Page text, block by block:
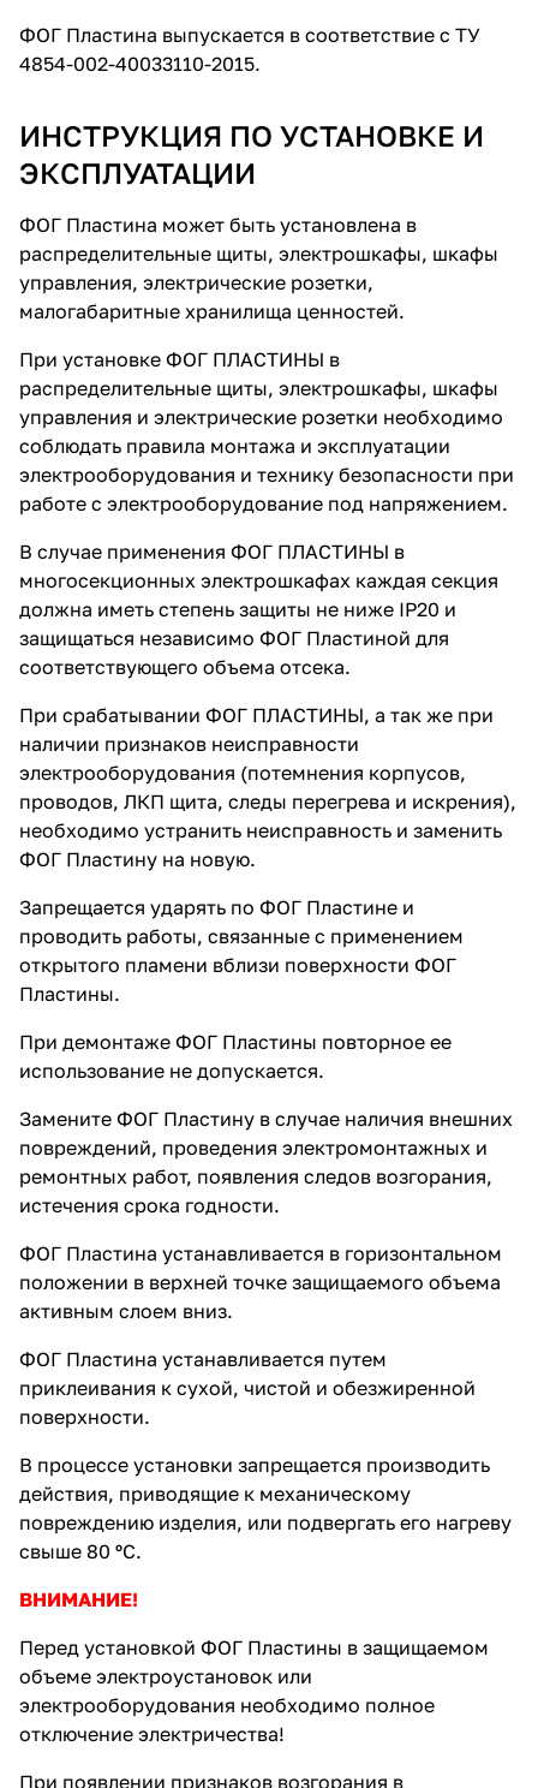
ФОГ Пластина выпускается в соответствие с ТУ
4854-002-40033110-2015.
ИНСТРУКЦИЯ ПО УСТАНОВКЕ И
ЭКСПЛУАТАЦИИ
ФОГ Пластина может быть установлена в
распределительные щиты, электрошкафы, шкафы
управления, электрические розетки,
малогабаритные хранилища ценностей.
При установке ФОГ ПЛАСТИНЫ в
распределительные щиты, электрошкафы, шкафы
управления и электрические розетки необходимо
соблюдать правила монтажа и эксплуатации
электрооборудования и технику безопасности при
работе с электрооборудование под напряжением.
В случае применения ФОГ ПЛАСТИНЫ в
многосекционных электрошкафах каждая секция
должна иметь степень защиты не ниже IP20 и
защищаться независимо ФОГ Пластиной для
соответствующего объема отсека.
При срабатывании ФОГ ПЛАСТИНЫ, а так же при
наличии признаков неисправности
электрооборудования (потемнения корпусов,
проводов, ЛКП щита, следы перегрева и искрения),
необходимо устранить неисправность и заменить
ФОГ Пластину на новую.
Запрещается ударять по ФОГ Пластине и
проводить работы, связанные с применением
открытого пламени вблизи поверхности ФОГ
Пластины.
При демонтаже ФОГ Пластины повторное ее
использование не допускается.
Замените ФОГ Пластину в случае наличия внешних
повреждений, проведения электромонтажных и
ремонтных работ, появления следов возгорания,
истечения срока годности.
ФОГ Пластина устанавливается в горизонтальном
положении в верхней точке защищаемого объема
активным слоем вниз.
ФОГ Пластина устанавливается путем
приклеивания к сухой, чистой и обезжиренной
поверхности.
В процессе установки запрещается производить
действия, приводящие к механическому
повреждению изделия, или подвергать его нагреву
свыше 80 ºС.
ВНИМАНИЕ!
Перед установкой ФОГ Пластины в защищаемом
объеме электроустановок или
электрооборудования необходимо полное
отключение электричества!
При появлении признаков возгорания в